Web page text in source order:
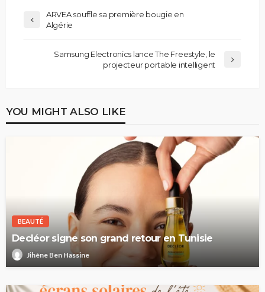
ARVEA souffle sa première bougie en
Algérie
Samsung Electronics lance The Freestyle, le
projecteur portable intelligent
YOU MIGHT ALSO LIKE
BEAUTÉ
Decléor signe son grand retour en Tunisie
Jihène Ben Hassine